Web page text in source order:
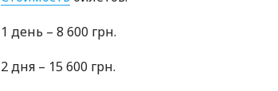
1 день – 8 600 грн.
2 дня – 15 600 грн.